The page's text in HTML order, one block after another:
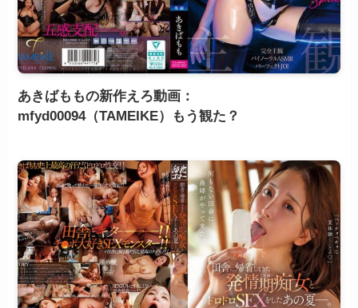
あきばももの新作えろ動画：
mfyd00094（TAMEIKE）もう観た？